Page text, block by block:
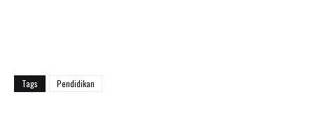
Tags Pendidikan